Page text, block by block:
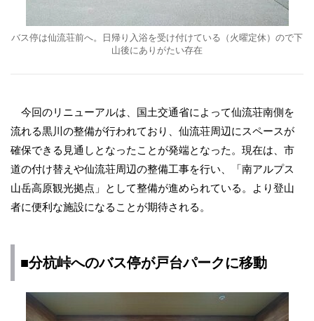
バス停は仙流荘前へ。日帰り入浴を受け付けている（火曜定休）ので下
山後にありがたい存在
今回のリニューアルは、国土交通省によって仙流荘南側を
流れる黒川の整備が行われており、仙流荘周辺にスペースが
確保できる見通しとなったことが発端となった。現在は、市
道の付け替えや仙流荘周辺の整備工事を行い、「南アルプス
山岳高原観光拠点」として整備が進められている。より登山
者に便利な施設になることが期待される。
■分杭峠へのバス停が戸台パークに移動